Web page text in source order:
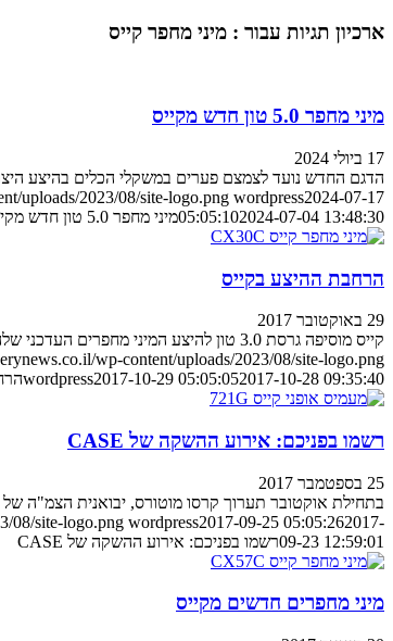
ארכיון תגיות עבור : מיני מחפר קייס
מיני מחפר 5.0 טון חדש מקייס
17 ביולי 2024
הדגם החדש נועד לצמצם פערים במשקלי הכלים בהיצע
uploads/2023/08/site-logo.png wordpress2024-07-17
05:05:102024-07-04 13:48:30 מיני מחפר 5.0 טון חדש מקייס
הרחבת ההיצע בקייס
29 באוקטובר 2017
קייס מוסיפה גרסת 3.0 טון להיצע המיני מחפרים העדכני שלה. הנה הפרטים שכבר פורסמו
wp-content/uploads/2023/08/site-logo.png
wordpress2017-10-29 05:05:052017-10-28 09:35:40
רשמו בפניכם: אירוע ההשקה של CASE
25 בספטמבר 2017
בתחילת אוקטובר תערוך קרסו מוטורס, יבואנית הצמ"ה
08/site-logo.png wordpress2017-09-25 05:05:262017-
09-23 12:59:01רשמו בפניכם: אירוע ההשקה של CASE
מיני מחפרים חדשים מקייס